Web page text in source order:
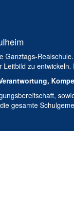
zu
gesamte